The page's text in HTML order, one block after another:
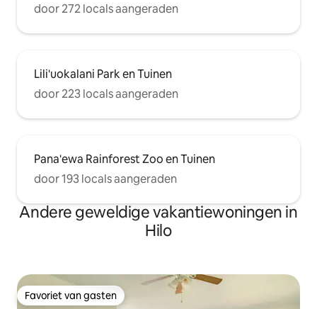
door 272 locals aangeraden
Lili'uokalani Park en Tuinen
door 223 locals aangeraden
Pana'ewa Rainforest Zoo en Tuinen
door 193 locals aangeraden
Andere geweldige vakantiewoningen in
Hilo
Favoriet van gasten
Favoriet van gasten